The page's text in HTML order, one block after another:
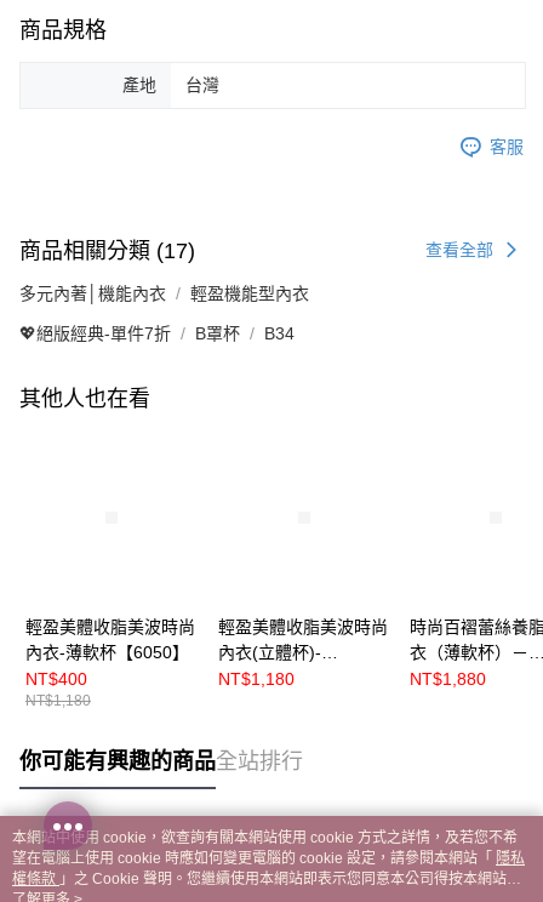
商品規格
產地 台灣
客服
商品相關分類 (17) 查看全部
多元內著│機能內衣 輕盈機能型內衣
💖絕版經典-單件7折 B罩杯 B34
其他人也在看
輕盈美體收脂美波時尚
內衣-薄軟杯【6050】
NT$400
NT$1,180
輕盈美體收脂美波時尚
內衣(立體杯)-
【60501】
NT$1,180
時尚百褶蕾絲養
衣（薄軟杯）－
【R8605】
NT$1,880
你可能有興趣的商品全站排行
熱門標籤
本網站中使用 cookie，欲查詢有關本網站使用 cookie 方式之詳情，及若您不希
望在電腦上使用 cookie 時應如何變更電腦的 cookie 設定，請參閱本網站「 隱私
權條款 」之 Cookie 聲明。您繼續使用本網站即表示您同意本公司得按本網站使